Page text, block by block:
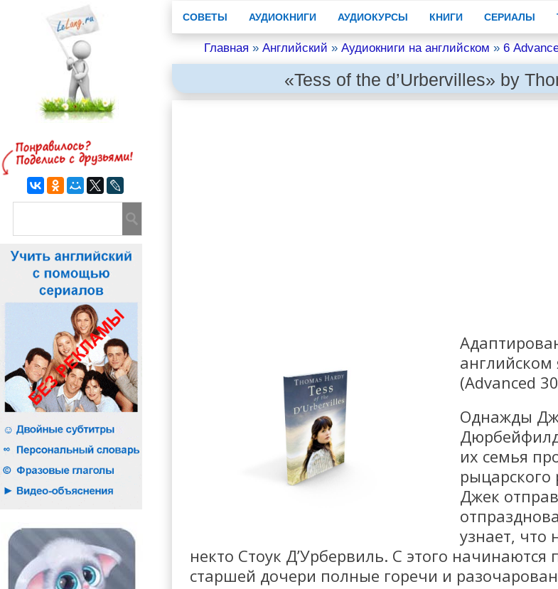
СОВЕТЫ АУДИОКНИГИ АУДИОКУРСЫ КНИГИ СЕРИАЛЫ
Главная » Английский » Аудиокниги на английском » 6
«Tess of the d’Urbervilles» by
английском
(Advanced
Однажды
их семья
рыцарского
Джек
узнает, что
некто Стоук Д’Урбервиль. С этого начинаются
старшей дочери полные горечи и